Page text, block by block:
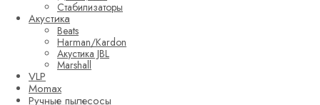
Стабилизаторы
Акустика
Beats
Harman/Kardon
Акустика JBL
Marshall
VLP
Momax
Ручные пылесосы